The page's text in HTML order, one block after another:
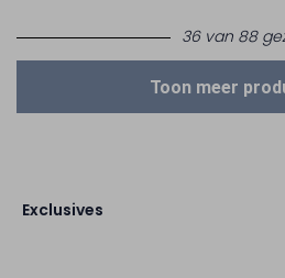
36 van 88
Toon meer
Exclusives